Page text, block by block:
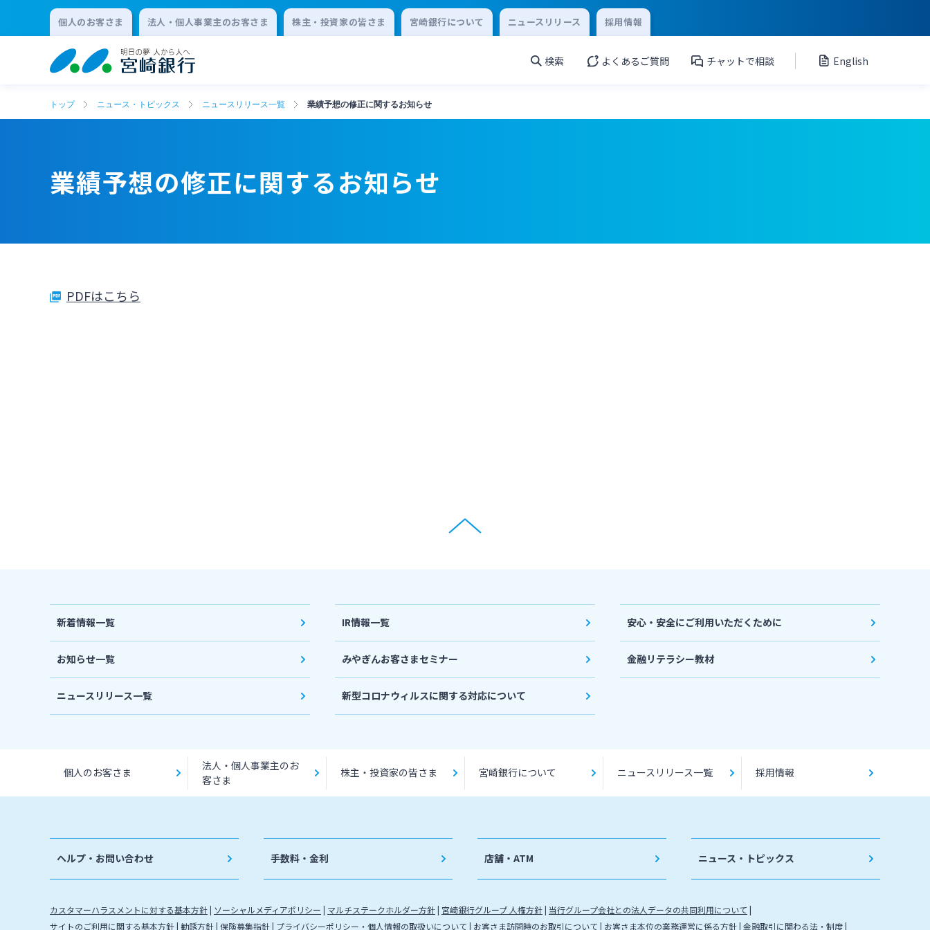
個人のお客さま 法人・個人事業主のお客さま 株主・投資家の皆さま 宮崎銀行について ニュースリリース 採用情報
検索 よくあるご質問 チャットで相談 English
トップ ニュース・トピックス ニュースリリース一覧 業績予想の修正に関するお知らせ
業績予想の修正に関するお知らせ
PDFはこちら
新着情報一覧
お知らせ一覧
ニュースリリース一覧
IR情報一覧
みやぎんお客さまセミナー
新型コロナウィルスに関する対応について
安心・安全にご利用いただくために
金融リテラシー教材
個人のお客さま
法人・個人事業主のお
客さま
株主・投資家の皆さま 宮崎銀行について ニュースリリース一覧 採用情報
ヘルプ・お問い合わせ 手数料・金利 店舗・ATM ニュース・トピックス
カスタマーハラスメントに対する基本方針 ソーシャルメディアポリシー マルチステークホルダー方針 宮崎銀行グループ 人権方針 当行グループ会社との法人データの共同利用について
サイトのご利用に関する基本方針 勧誘方針 保険募集指針 プライバシーポリシー・個人情報の取扱いについて お客さま訪問時のお取引について お客さま本位の業務運営に係る方針 金融取引に関わる法・制度